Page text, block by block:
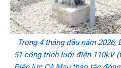
Trong 4 tháng đầu năm
51 công trình lưới điện 110kV